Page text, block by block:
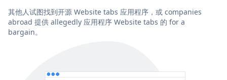
其他人试图找到开源 Website tabs 应用程序，或 companies
abroad 提供 allegedly 应用程序 Website tabs 的 for a
bargain。